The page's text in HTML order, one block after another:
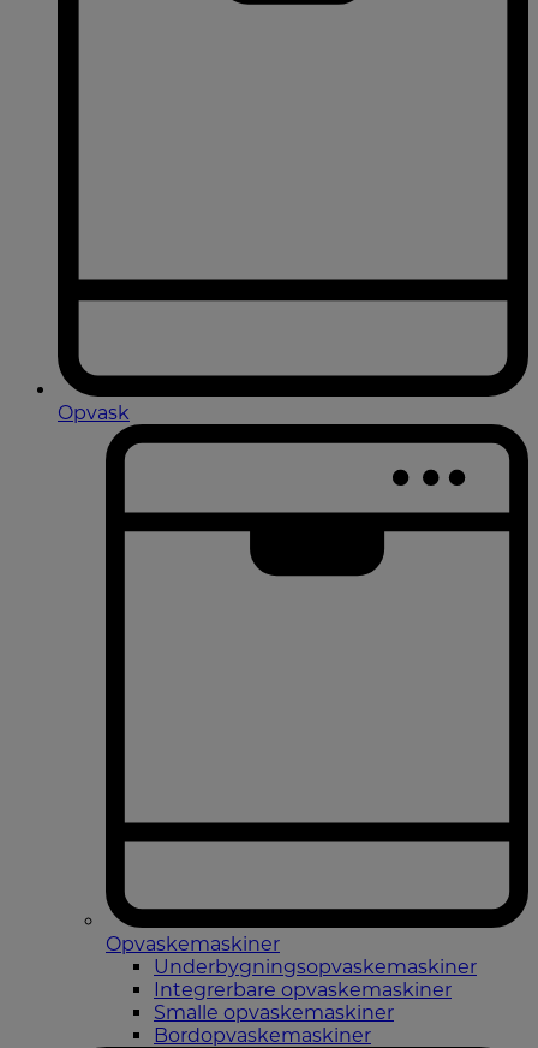
Opvask
Opvaskemaskiner
Underbygningsopvaskemaskiner
Integrerbare opvaskemaskiner
Smalle opvaskemaskiner
Bordopvaskemaskiner